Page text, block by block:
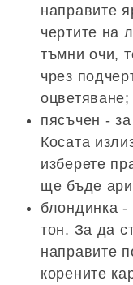
направите
чертите на
тъмни очи,
чрез
оцветяване;
пясъчен -
Косата
изберете
ще бъде
блондинка -
тон. За да
направите
корените